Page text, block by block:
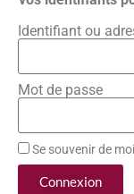
Identifiant ou
Mot de passe
Se souvenir de moi
Connexion